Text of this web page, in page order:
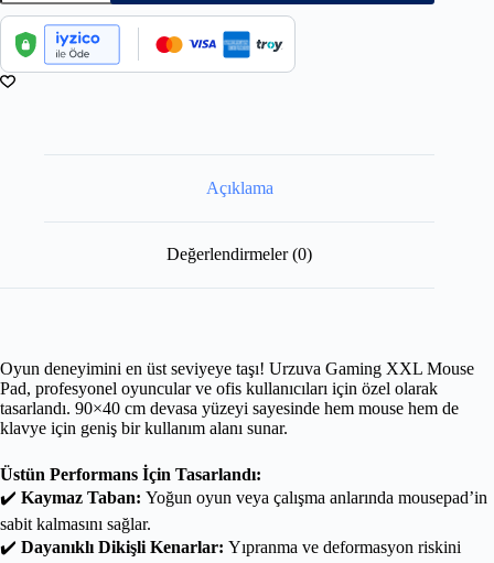
Açıklama
Değerlendirmeler (0)
Oyun deneyimini en üst seviyeye taşı! Urzuva Gaming XXL Mouse
Pad, profesyonel oyuncular ve ofis kullanıcıları için özel olarak
tasarlandı. 90×40 cm devasa yüzeyi sayesinde hem mouse hem de
klavye için geniş bir kullanım alanı sunar.
Üstün Performans İçin Tasarlandı:
✔️ Kaymaz Taban: Yoğun oyun veya çalışma anlarında mousepad’in
sabit kalmasını sağlar.
✔️ Dayanıklı Dikişli Kenarlar: Yıpranma ve deformasyon riskini